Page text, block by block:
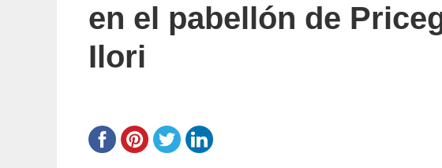
en el pabellón de
Ilori